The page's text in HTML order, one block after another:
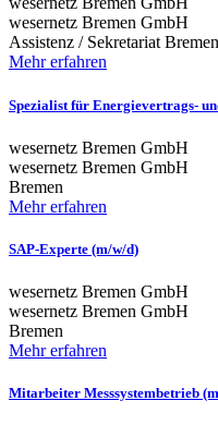
wesernetz Bremen GmbH
Assistenz / Sekretariat
Mehr erfahren
Spezialist für Energievertrags-
wesernetz Bremen GmbH
wesernetz Bremen GmbH
Bremen
Mehr erfahren
SAP-Experte (m/w/d)
wesernetz Bremen GmbH
wesernetz Bremen GmbH
Bremen
Mehr erfahren
Mitarbeiter Messsystembetrieb